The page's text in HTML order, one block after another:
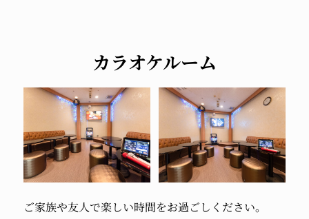
カラオケルーム
ご家族や友人で楽しい時間をお過ごしください。